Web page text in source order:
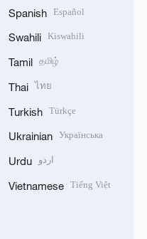
Spanish Español
Swahili Kiswahili
Tamil தமிழ்
Thai ไทย
Turkish Türkçe
Ukrainian Українська
Urdu اردو
Vietnamese Tiếng Việt